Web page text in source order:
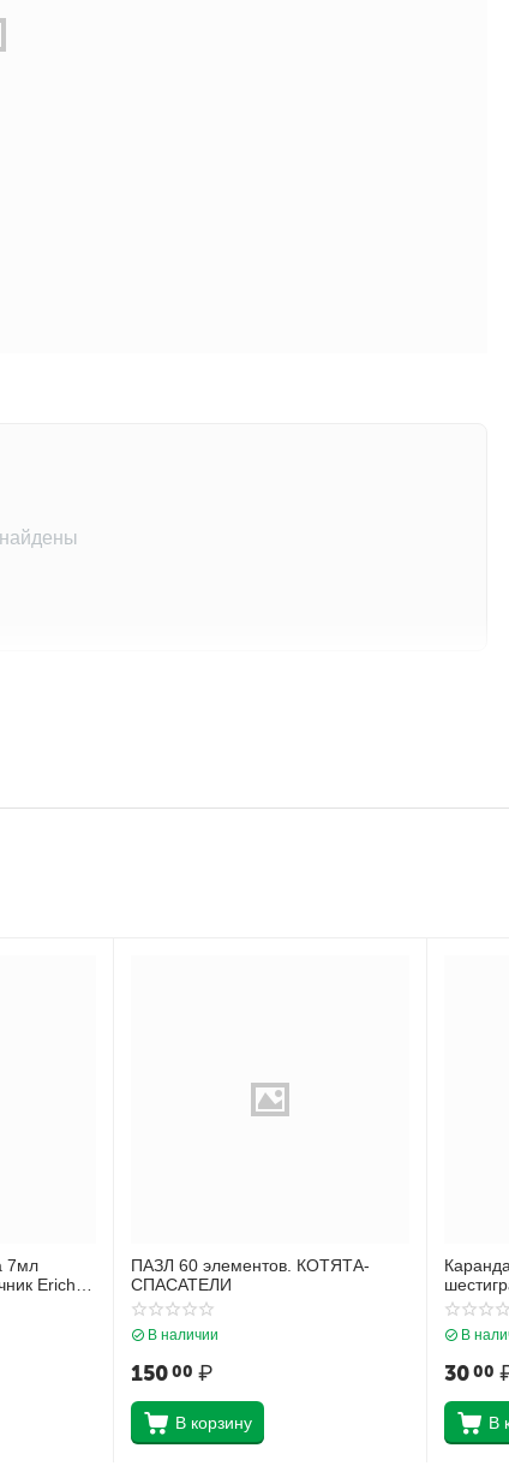
7мл
Erich
ПАЗЛ 60 элементов. КОТЯТА-
СПАСАТЕЛИ
В наличии
15000 ₽
В корзину
В
3000
В